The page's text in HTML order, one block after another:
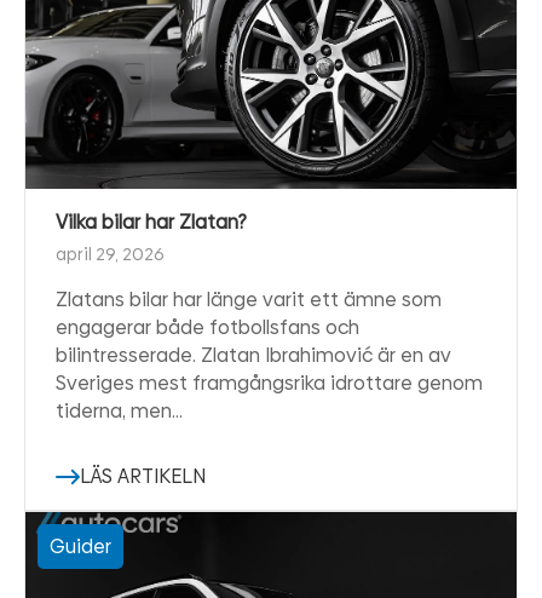
Vilka bilar har Zlatan?
april 29, 2026
Zlatans bilar har länge varit ett ämne som
engagerar både fotbollsfans och
bilintresserade. Zlatan Ibrahimović är en av
Sveriges mest framgångsrika idrottare genom
tiderna, men…
LÄS ARTIKELN
Guider